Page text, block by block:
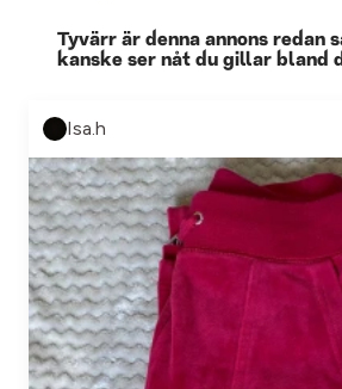
Tyvärr är denna annons redan
kanske ser nåt du gillar bland
Isa.h